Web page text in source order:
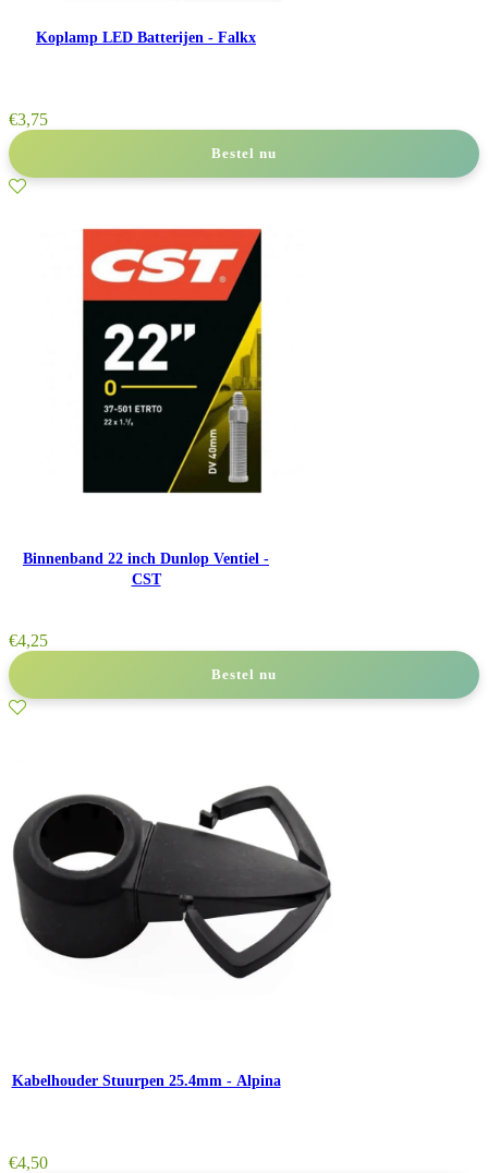
Koplamp LED Batterijen - Falkx
€3,75
Bestel nu
Binnenband 22 inch Dunlop Ventiel -
CST
€4,25
Bestel nu
Kabelhouder Stuurpen 25.4mm - Alpina
€4,50